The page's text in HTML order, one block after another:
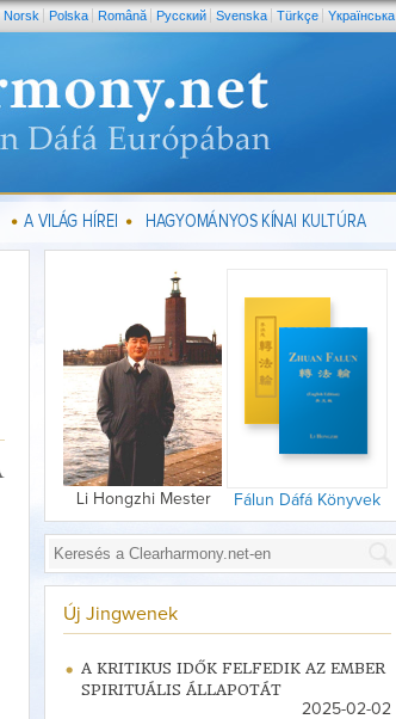
Norsk Polska Română Pусский Svenska Türkçe Yкраїнська
A VILÁG HÍREI HAGYOMÁNYOS KÍNAI KULTÚRA
Li Hongzhi Mester Fálun Dáfá Könyvek
Új Jingwenek
A KRITIKUS IDŐK FELFEDIK AZ EMBER
SPIRITUÁLIS ÁLLAPOTÁT
2025-02-02